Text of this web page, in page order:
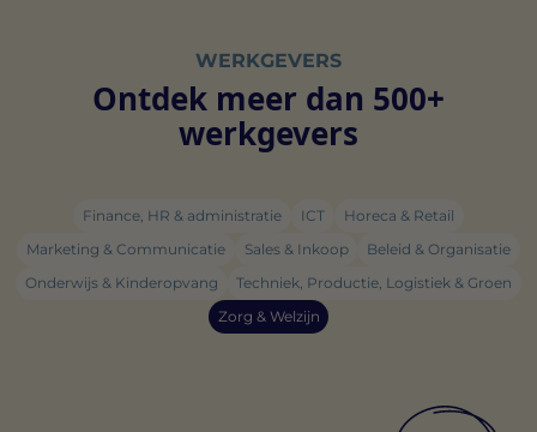
WERKGEVERS
Ontdek meer dan 500+
werkgevers
Finance, HR & administratie ICT
Horeca & Retail
Marketing & Communicatie
Sales & Inkoop
Beleid & Organisatie
Onderwijs & Kinderopvang
Techniek, Productie, Logistiek & Groen
Zorg & Welzijn